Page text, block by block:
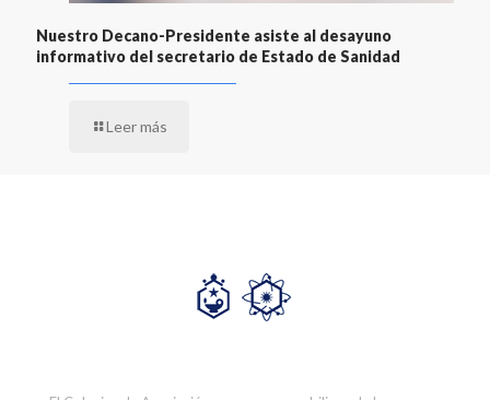
Nuestro Decano-Presidente asiste al desayuno
informativo del secretario de Estado de Sanidad
Leer más